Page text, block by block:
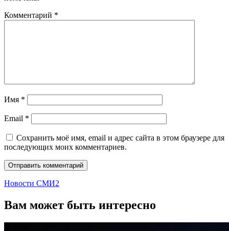
Комментарий *
Имя *
Email *
Сохранить моё имя, email и адрес сайта в этом браузере для
последующих моих комментариев.
Новости СМИ2
Вам может быть интересно